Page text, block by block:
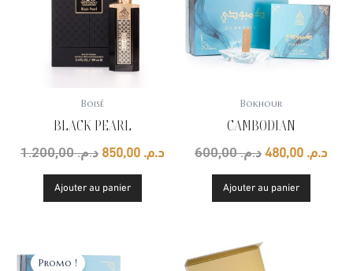
Boisé
BLACK PEARL
د.م.1.200,00 د.م.
د.م. 850,00.
Ajouter au panier
Bokhour
CAMBODIAN
د.م.600,00
د.م. 600,00.
د.م.
Ajouter au panier
Promo !
prix